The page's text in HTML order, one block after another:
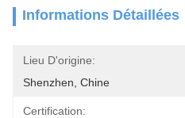
Informations Détaillées
Lieu D'origine:
Shenzhen, Chine
Certification: